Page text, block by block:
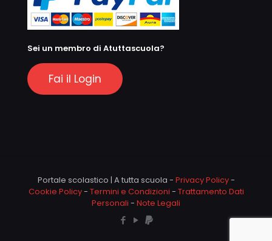
Sei un membro di Atuttascuola?
Fai il Login
Portale scolastico | A tutta scuola - Privacy Policy-
Cookie Policy- Termini e Condizioni - Trattamento Dati
Personali - Note Legali